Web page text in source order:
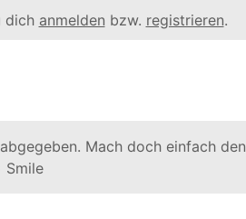
dich anmelden bzw. registrieren.
Mach doch einfach den